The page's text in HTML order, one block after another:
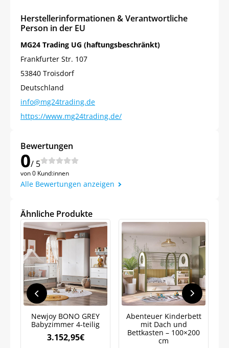
Herstellerinformationen & Verantwortliche
Person in der EU
MG24 Trading UG (haftungsbeschränkt)
Frankfurter Str. 107
53840 Troisdorf
Deutschland
info@mg24trading.de
https://www.mg24trading.de/
Bewertungen
0/ 5
von 0 Kund:innen
Alle Bewertungen anzeigen
Ähnliche Produkte
Newjoy BONO GREY
Babyzimmer 4-teilig
3.152,95€
Abenteuer Kinderbett
mit Dach und
Bettkasten – 100×200
cm